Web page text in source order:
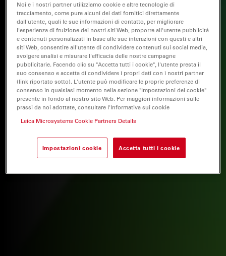
Noi e i nostri partner utilizziamo cookie e altre tecnologie di
tracciamento, come pure alcuni dei dati fornitici direttamente
dall'utente, quali le sue informazioni di contatto, per migliorare
l'esperienza di fruizione dei nostri siti Web, proporre all'utente pubblicità
e contenuti personalizzati in base alle sue interazioni con questi e altri
siti Web, consentire all'utente di condividere contenuti sui social media,
svolgere analisi e misurare l'efficacia delle nostre campagne
pubblicitarie. Facendo clic su "Accetta tutti i cookie", l'utente presta il
suo consenso e accetta di condividere i propri dati con i nostri partner
(link riportato sotto). L'utente può modificare le proprie preferenze di
consenso in qualsiasi momento nella sezione "Impostazioni dei cookie"
presente in fondo al nostro sito Web. Per maggiori informazioni sulle
prassi da noi adottate, consultare l'Informativa sui cookie
Leica Microsystems Cookie Partners Details
Impostazioni cookie Accetta tutti i cookie